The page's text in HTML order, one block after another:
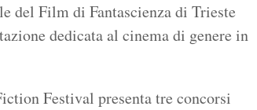
del Film di Fantascienza di Trieste
dedicata al cinema di genere in
Festival presenta tre concorsi